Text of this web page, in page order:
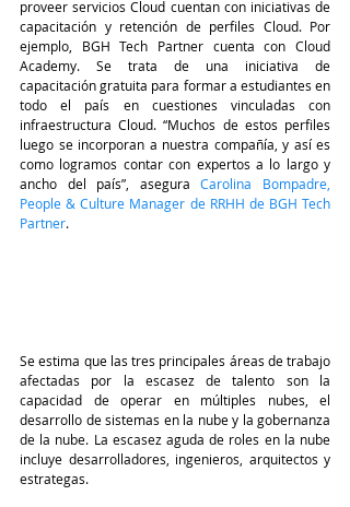
proveer servicios Cloud cuentan con iniciativas de
capacitación y retención de perfiles Cloud. Por
ejemplo, BGH Tech Partner cuenta con Cloud
Academy. Se trata de una iniciativa de
capacitación gratuita para formar a estudiantes en
todo el país en cuestiones vinculadas con
infraestructura Cloud. “Muchos de estos perfiles
luego se incorporan a nuestra compañía, y así es
como logramos contar con expertos a lo largo y
ancho del país”, asegura Carolina Bompadre,
People & Culture Manager de RRHH de BGH Tech
Partner.
Se estima que las tres principales áreas de trabajo
afectadas por la escasez de talento son la
capacidad de operar en múltiples nubes, el
desarrollo de sistemas en la nube y la gobernanza
de la nube. La escasez aguda de roles en la nube
incluye desarrolladores, ingenieros, arquitectos y
estrategas.